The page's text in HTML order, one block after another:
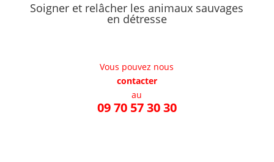
Soigner et relâcher les animaux sauvages
en détresse
Vous pouvez nous
contacter
au
09 70 57 30 30